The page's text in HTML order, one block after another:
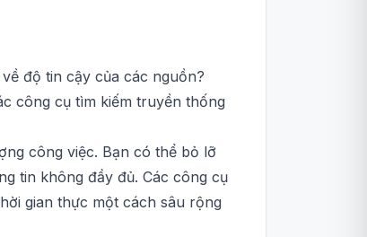
độ tin cậy của các nguồn?
công cụ tìm kiếm truyền thống
công việc. Bạn có thể bỏ lỡ
tin không đầy đủ. Các công cụ
gian thực một cách sâu rộng